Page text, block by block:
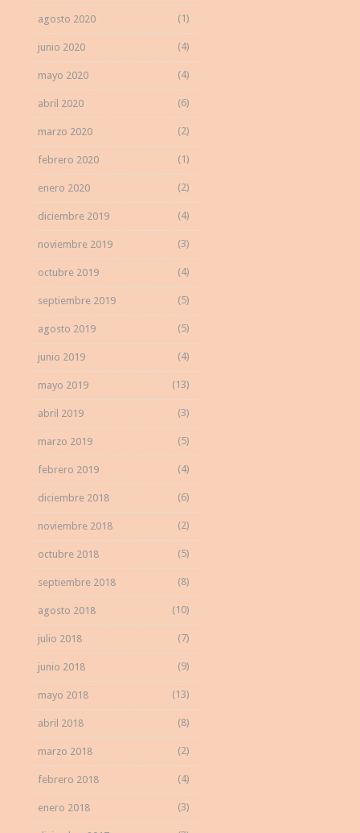
agosto 2020 (1)
junio 2020 (4)
mayo 2020 (4)
abril 2020 (6)
marzo 2020 (2)
febrero 2020 (1)
enero 2020 (2)
diciembre 2019 (4)
noviembre 2019 (3)
octubre 2019 (4)
septiembre 2019 (5)
agosto 2019 (5)
junio 2019 (4)
mayo 2019 (13)
abril 2019 (3)
marzo 2019 (5)
febrero 2019 (4)
diciembre 2018 (6)
noviembre 2018 (2)
octubre 2018 (5)
septiembre 2018 (8)
agosto 2018 (10)
julio 2018 (7)
junio 2018 (9)
mayo 2018 (13)
abril 2018 (8)
marzo 2018 (2)
febrero 2018 (4)
enero 2018 (3)